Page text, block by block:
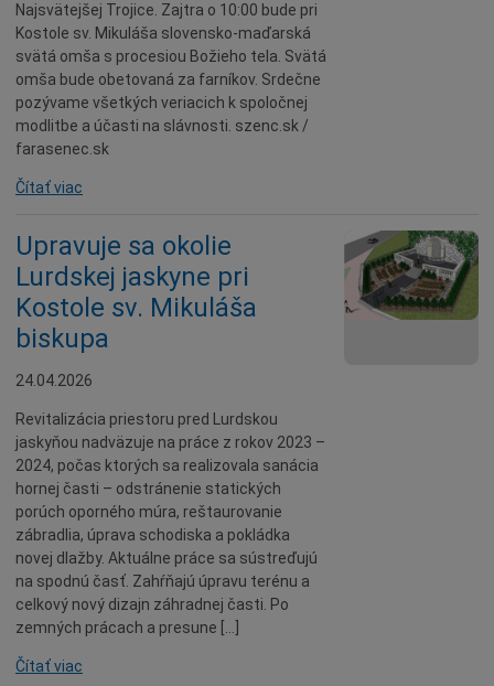
Doprava
Oznamy
Mestský úrad
Projekty
Primátor
Otázky a odpovede
Osobnosti
História
Ocenenia
Naše školy
Seniori
Partnerské mestá
Národnostné menšiny
Podujatie
Cyklomesto
Rekonštrukcia
História
Najsvätejšej Trojice. Zajtra o 10:00 bude pri
Kostole sv. Mikuláša slovensko-maďarská
svätá omša s procesiou Božieho tela. Svätá
omša bude obetovaná za farníkov. Srdečne
pozývame všetkých veriacich k spoločnej
modlitbe a účasti na slávnosti. szenc.sk /
farasenec.sk
Čítať viac
Upravuje sa okolie
Lurdskej jaskyne pri
Kostole sv. Mikuláša
biskupa
24.04.2026
Revitalizácia priestoru pred Lurdskou
jaskyňou nadväzuje na práce z rokov 2023 –
2024, počas ktorých sa realizovala sanácia
hornej časti – odstránenie statických
porúch oporného múra, reštaurovanie
zábradlia, úprava schodiska a pokládka
novej dlažby. Aktuálne práce sa sústreďujú
na spodnú časť. Zahŕňajú úpravu terénu a
celkový nový dizajn záhradnej časti. Po
zemných prácach a presune […]
Čítať viac